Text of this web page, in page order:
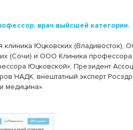
врач выйсшей категории.
Юцковских (Владивосток),
(Сочи) и ООО Клиника
Юцковской», Президент
НАДК, внештатный эксперт
медицина».